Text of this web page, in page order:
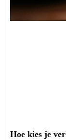
Hoe kies je